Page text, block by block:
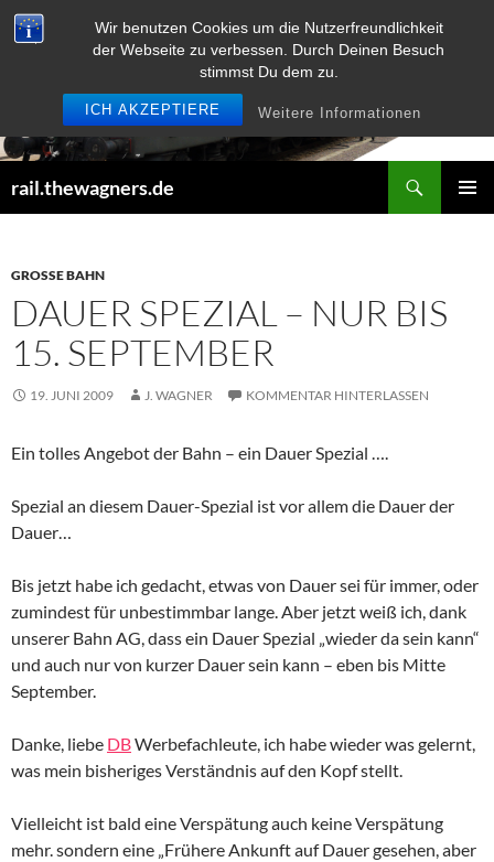
Wir benutzen Cookies um die Nutzerfreundlichkeit
der Webseite zu verbessen. Durch Deinen Besuch
stimmst Du dem zu.
ICH AKZEPTIERE Weitere Informationen
Zum
Inhalt
rail.thewagners.de
GROSSE BAHN
DAUER SPEZIAL – NUR BIS
15. SEPTEMBER
19. JUNI 2009 J. WAGNER KOMMENTAR HINTERLASSEN
Ein tolles Angebot der Bahn – ein Dauer Spezial ….
Spezial an diesem Dauer-Spezial ist vor allem die Dauer der
Dauer…
Bis jetzt habe ich gedacht, etwas von Dauer sei für immer, oder
zumindest für unbestimmbar lange. Aber jetzt weiß ich, dank
unserer Bahn AG, dass ein Dauer Spezial „wieder da sein kann“
und auch nur von kurzer Dauer sein kann – eben bis Mitte
September.
Danke, liebe DBWerbefachleute, ich habe wieder was gelernt,
was mein bisheriges Verständnis auf den Kopf stellt.
Vielleicht ist bald eine Verspätung auch keine Verspätung
mehr. sondern eine „Frühere Ankunft auf Dauer gesehen, aber